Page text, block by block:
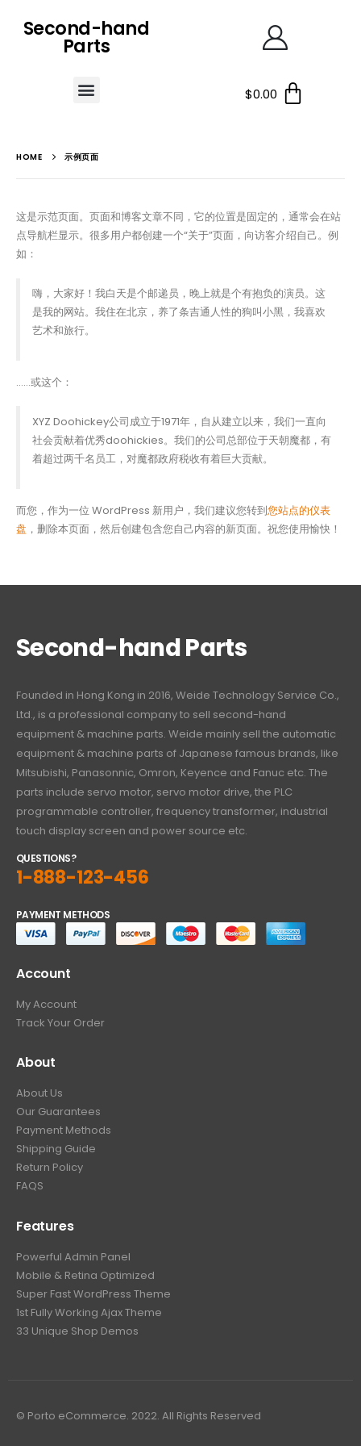
Second-hand
Parts
$0.00
HOME 示例页面
这是示范页面。页面和博客文章不同，它的位置是固定的，通常会在站
点导航栏显示。很多用户都创建一个“关于”页面，向访客介绍自己。例
如：
嗨，大家好！我白天是个邮递员，晚上就是个有抱负的演员。这
是我的网站。我住在北京，养了条吉通人性的狗叫小黑，我喜欢
艺术和旅行。
……或这个：
XYZ Doohickey公司成立于1971年，自从建立以来，我们一直向
社会贡献着优秀doohickies。我们的公司总部位于天朝魔都，有
着超过两千名员工，对魔都政府税收有着巨大贡献。
而您，作为一位 WordPress 新用户，我们建议您转到您站点的仪表
盘 ，删除本页面，然后创建包含您自己内容的新页面。祝您使用愉快！
Second-hand Parts
Founded in Hong Kong in 2016, Weide Technology Service Co.,
Ltd., is a professional company to sell second-hand
equipment & machine parts. Weide mainly sell the automatic
equipment & machine parts of Japanese famous brands, like
Mitsubishi, Panasonnic, Omron, Keyence and Fanuc etc. The
parts include servo motor, servo motor drive, the PLC
programmable controller, frequency transformer, industrial
touch display screen and power source etc.
QUESTIONS?
1-888-123-456
PAYMENT METHODS
Account
My Account
Track Your Order
About
About Us
Our Guarantees
Payment Methods
Shipping Guide
Return Policy
FAQS
Features
Powerful Admin Panel
Mobile & Retina Optimized
Super Fast WordPress Theme
1st Fully Working Ajax Theme
33 Unique Shop Demos
© Porto eCommerce. 2022. All Rights Reserved